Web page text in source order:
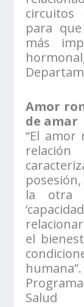
circuitos
para
más
Amor
de amar
“El
la otra
el
humana”.
Salud